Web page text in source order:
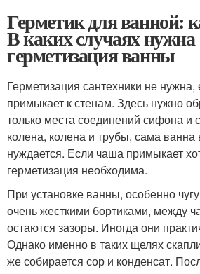
Герметик для ванной:
В каких случаях нужна
герметизация ванны
Герметизация сантехники не
примыкает к стенам. Здесь нужно
только места соединений сифона и
колена, колена и трубы, сама ванна
нуждается. Если чаша примыкает
герметизация необходима.
При установке ванны, особенно
очень жесткими бортиками, между
остаются зазоры. Иногда они
Однако именно в таких щелях
же собирается сор и конденсат.